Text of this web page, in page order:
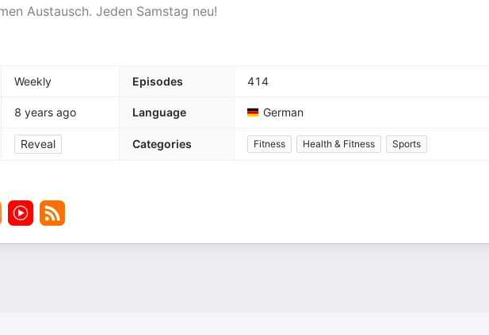
Austausch. Jeden Samstag neu!
Weekly Episodes 414
8 years ago Language German
Reveal Categories Fitness Health & Fitness Sports